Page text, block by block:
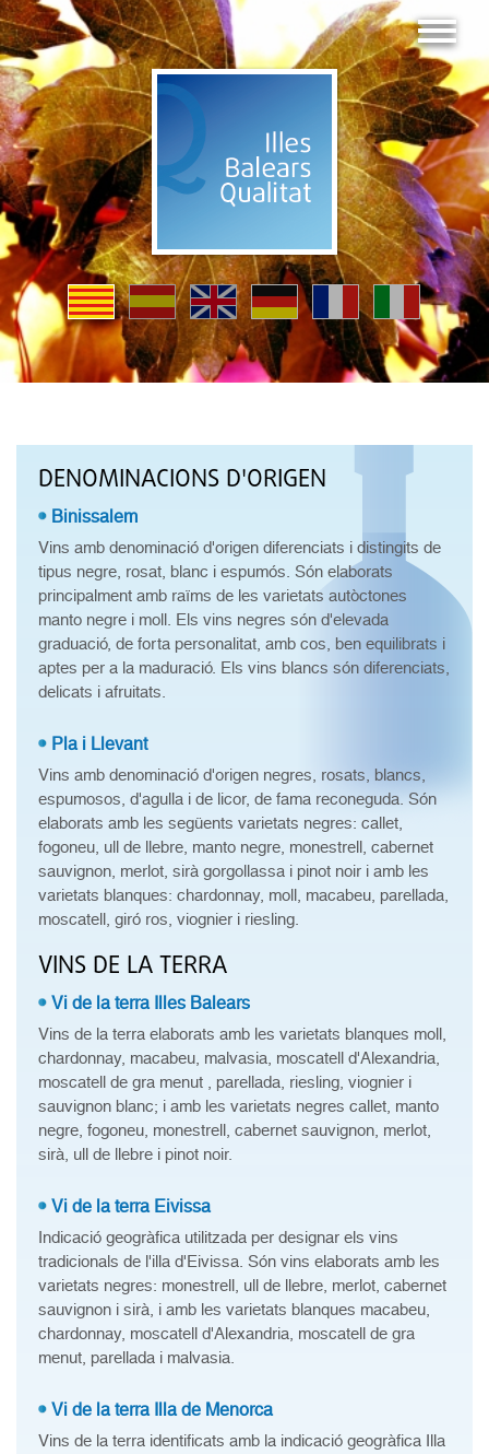
DENOMINACIONS D'ORIGEN
Binissalem
Vins amb denominació d'origen diferenciats i distingits de
tipus negre, rosat, blanc i espumós. Són elaborats
principalment amb raïms de les varietats autòctones
manto negre i moll. Els vins negres són d'elevada
graduació, de forta personalitat, amb cos, ben equilibrats i
aptes per a la maduració. Els vins blancs són diferenciats,
delicats i afruitats.
Pla i Llevant
Vins amb denominació d'origen negres, rosats, blancs,
espumosos, d'agulla i de licor, de fama reconeguda. Són
elaborats amb les següents varietats negres: callet,
fogoneu, ull de llebre, manto negre, monestrell, cabernet
sauvignon, merlot, sirà gorgollassa i pinot noir i amb les
varietats blanques: chardonnay, moll, macabeu, parellada,
moscatell, giró ros, viognier i riesling.
VINS DE LA TERRA
Vi de la terra Illes Balears
Vins de la terra elaborats amb les varietats blanques moll,
chardonnay, macabeu, malvasia, moscatell d'Alexandria,
moscatell de gra menut , parellada, riesling, viognier i
sauvignon blanc; i amb les varietats negres callet, manto
negre, fogoneu, monestrell, cabernet sauvignon, merlot,
sirà, ull de llebre i pinot noir.
Vi de la terra Eivissa
Indicació geogràfica utilitzada per designar els vins
tradicionals de l'illa d'Eivissa. Són vins elaborats amb les
varietats negres: monestrell, ull de llebre, merlot, cabernet
sauvignon i sirà, i amb les varietats blanques macabeu,
chardonnay, moscatell d'Alexandria, moscatell de gra
menut, parellada i malvasia.
Vi de la terra Illa de Menorca
Vins de la terra identificats amb la indicació geogràfica Illa